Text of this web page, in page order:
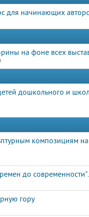
для начинающих
на фоне всех
дошкольного и
композициям
до современности".
гору